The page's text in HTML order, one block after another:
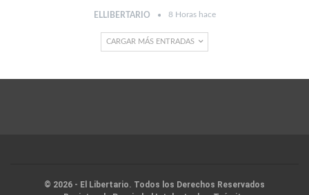
ELLIBERTARIO 8 Horas hace
CARGAR MÁS ENTRADAS
© 2026 - El Libertario. Todos los Derechos Reservados